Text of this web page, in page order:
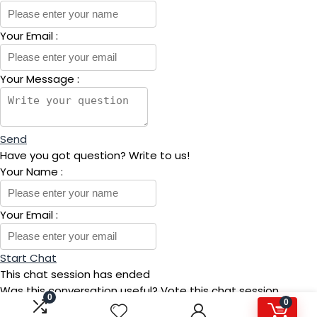
0
0
Your Email:
Your Message :
Send
Have you got question? Write to us!
Your Name :
Your Email:
Start Chat
This chat session has ended
Was this conversation useful? Vote this chat session.
GoodBad